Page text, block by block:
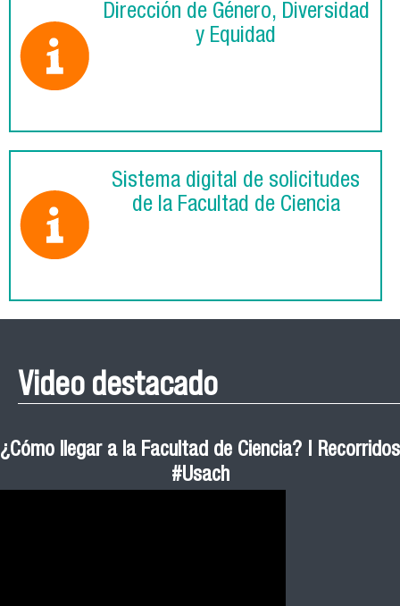
Dirección de Género, Diversidad
y Equidad
Sistema digital de solicitudes
de la Facultad de Ciencia
Video destacado
¿Cómo llegar a la Facultad de Ciencia? | Recorridos
#Usach